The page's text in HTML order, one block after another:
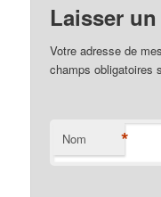
Laisser
Votre adresse de
champs obligatoires
Nom *